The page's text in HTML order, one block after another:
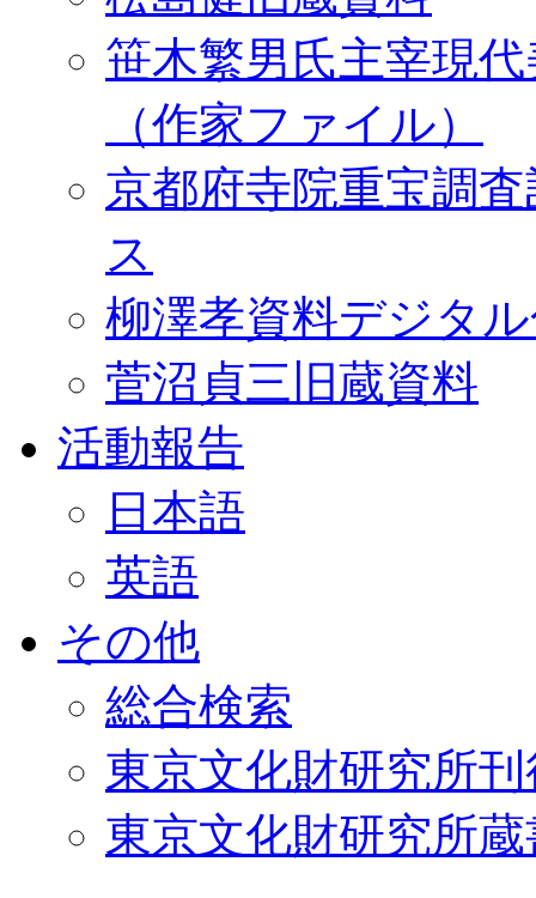
笹木繁男氏主宰現
（作家ファイル）
京都府寺院重宝調
ス
柳澤孝資料デジタ
菅沼貞三旧蔵資料
活動報告
日本語
英語
その他
総合検索
東京文化財研究所
東京文化財研究所